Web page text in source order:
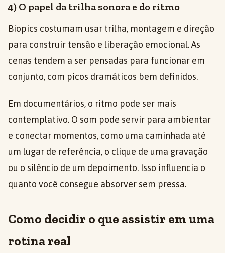
4) O papel da trilha sonora e do ritmo
Biopics costumam usar trilha, montagem e direção
para construir tensão e liberação emocional. As
cenas tendem a ser pensadas para funcionar em
conjunto, com picos dramáticos bem definidos.
Em documentários, o ritmo pode ser mais
contemplativo. O som pode servir para ambientar
e conectar momentos, como uma caminhada até
um lugar de referência, o clique de uma gravação
ou o silêncio de um depoimento. Isso influencia o
quanto você consegue absorver sem pressa.
Como decidir o que assistir em uma
rotina real